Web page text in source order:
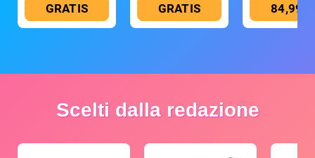
GRATIS GRATIS 84,99 €
Scelti dalla redazione